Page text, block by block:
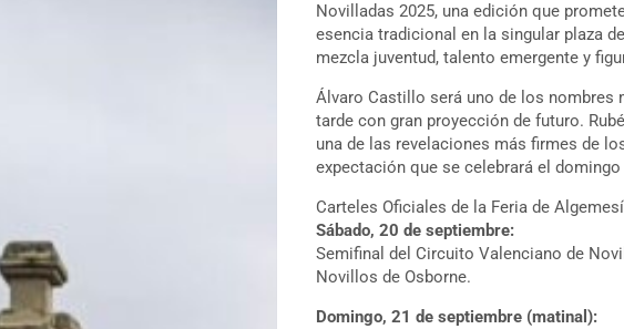
Novilladas 2025, una edición que
esencia tradicional en la singular plaza
mezcla juventud, talento emergente y
Álvaro Castillo será uno de los nombres
tarde con gran proyección de futuro.
una de las revelaciones más firmes de
expectación que se celebrará el
Carteles Oficiales de la Feria de
Sábado, 20 de septiembre:
Semifinal del Circuito Valenciano de
Novillos de Osborne.
Domingo, 21 de septiembre (matinal):